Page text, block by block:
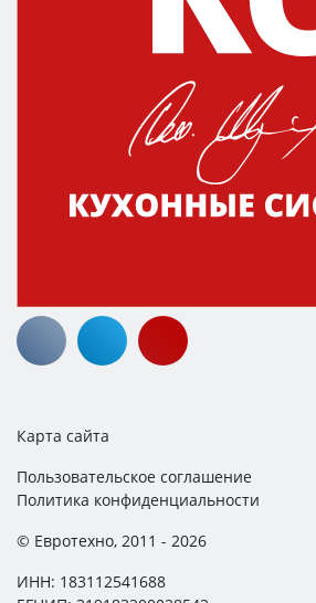
Карта сайта
Пользовательское соглашение
Политика конфиденциальности
© Евротехно, 2011 - 2026
ИНН: 183112541688